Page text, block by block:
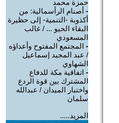
حمزة محمد
- أصنام الرأسمالية: من
أكذوبة -التنمية- إلى حظيرة
البقاء الحيو ... / غالب
المسعودي
- المجتمع المفتوح وأعداؤه
/ عبد المجيد إسماعيل
الشهاوي
- اتفاقية مكة للدفاع
المشترك بين قوة الردع
واختبار الميدان / عبدالله
سلمان
المزيد.....